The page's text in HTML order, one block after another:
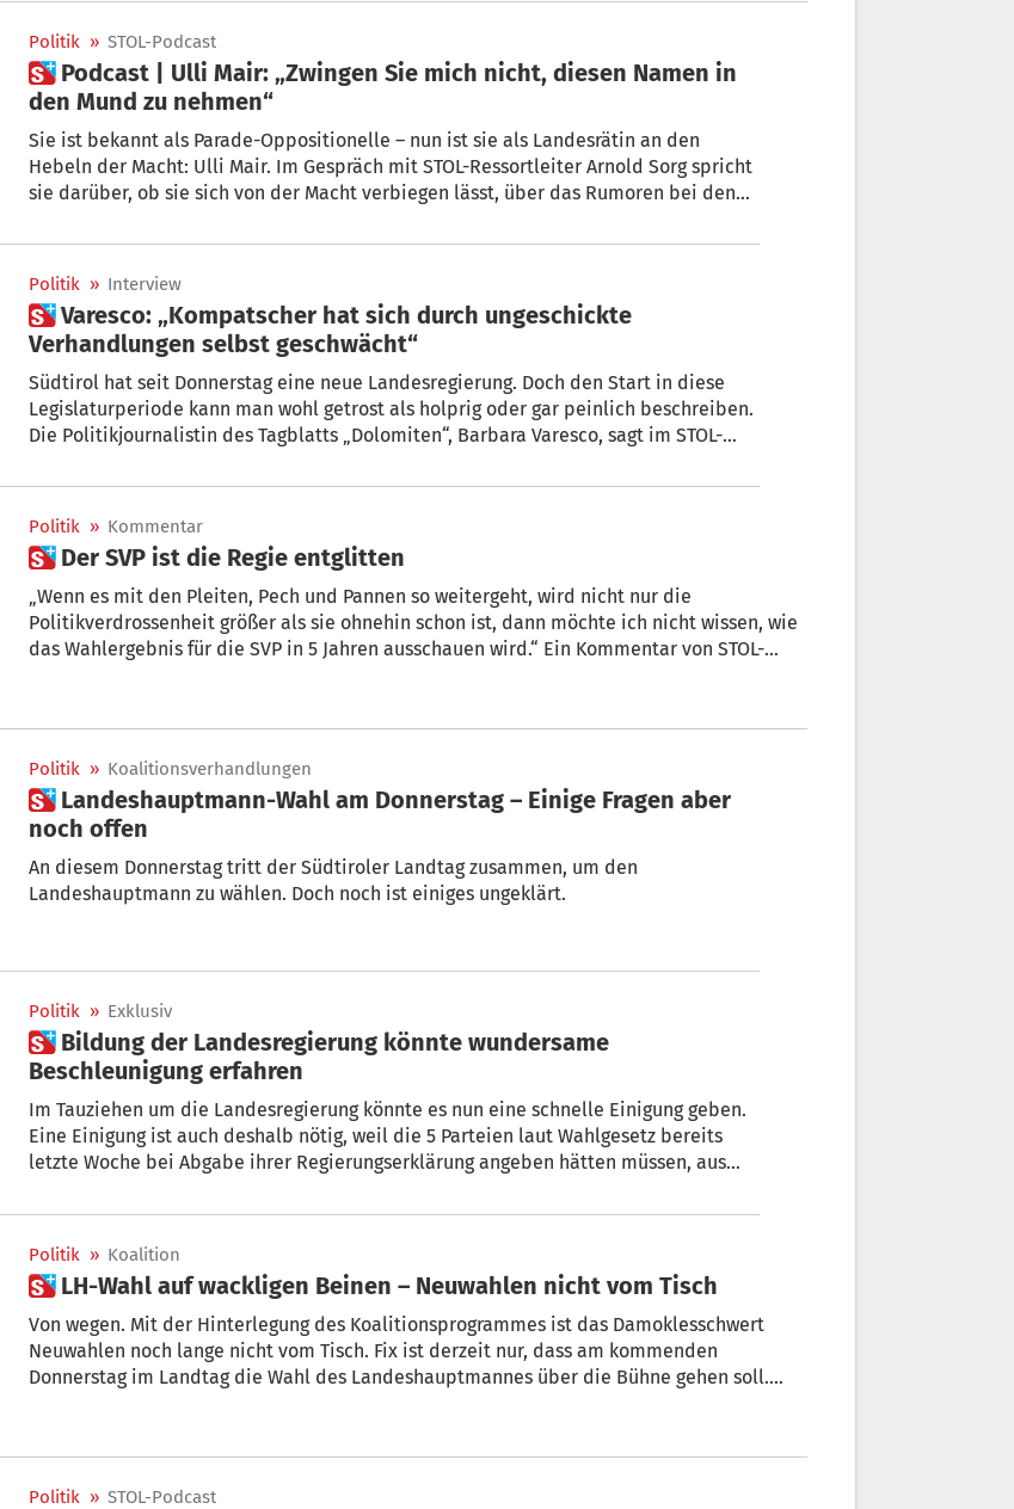
Politik » STOL-Podcast
 Podcast | Ulli Mair: „Zwingen Sie mich nicht, diesen Namen in
den Mund zu nehmen“
Sie ist bekannt als Parade-Oppositionelle – nun ist sie als Landesrätin an den
Hebeln der Macht: Ulli Mair. Im Gespräch mit STOL-Ressortleiter Arnold Sorg spricht
sie darüber, ob sie sich von der Macht verbiegen lässt, über das Rumoren bei den
Politik » Interview
 Varesco: „Kompatscher hat sich durch ungeschickte
Verhandlungen selbst geschwächt“
Südtirol hat seit Donnerstag eine neue Landesregierung. Doch den Start in diese
Legislaturperiode kann man wohl getrost als holprig oder gar peinlich beschreiben.
Die Politikjournalistin des Tagblatts „Dolomiten“, Barbara Varesco, sagt im STOL-
geschwächt habe: „Er hat verschiedenen Personen völlig unnütz vor den Kopf
gestoßen und damit die Mehrheit gefährdet.“
Politik » Kommentar
 Der SVP ist die Regie entglitten
„Wenn es mit den Pleiten, Pech und Pannen so weitergeht, wird nicht nur die
Politikverdrossenheit größer als sie ohnehin schon ist, dann möchte ich nicht wissen, wie
das Wahlergebnis für die SVP in 5 Jahren ausschauen wird.“ Ein Kommentar von STOL-
Politik » Koalitionsverhandlungen
 Landeshauptmann-Wahl am Donnerstag – Einige Fragen aber
noch offen
An diesem Donnerstag tritt der Südtiroler Landtag zusammen, um den
Landeshauptmann zu wählen. Doch noch ist einiges ungeklärt.
Politik » Exklusiv
 Bildung der Landesregierung könnte wundersame
Beschleunigung erfahren
Im Tauziehen um die Landesregierung könnte es nun eine schnelle Einigung geben.
Eine Einigung ist auch deshalb nötig, weil die 5 Parteien laut Wahlgesetz bereits
letzte Woche bei Abgabe ihrer Regierungserklärung angeben hätten müssen, aus
Politik » Koalition
 LH-Wahl auf wackligen Beinen – Neuwahlen nicht vom Tisch
Von wegen. Mit der Hinterlegung des Koalitionsprogrammes ist das Damoklesschwert
Neuwahlen noch lange nicht vom Tisch. Fix ist derzeit nur, dass am kommenden
Donnerstag im Landtag die Wahl des Landeshauptmannes über die Bühne gehen soll.
parteiintern.
Politik » STOL-Podcast